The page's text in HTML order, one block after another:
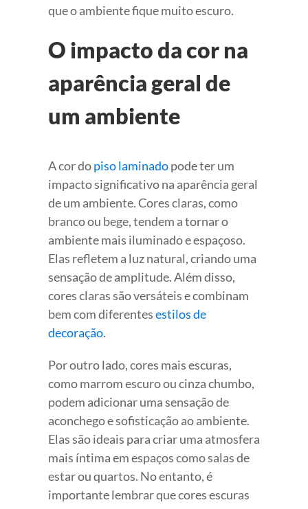
que o ambiente fique muito escuro.
O impacto da cor na
aparência geral de
um ambiente
A cor dopiso laminadopode ter um
impacto significativo na aparência geral
de um ambiente. Cores claras, como
branco ou bege, tendem a tornar o
ambiente mais iluminado e espaçoso.
Elas refletem a luz natural, criando uma
sensação de amplitude. Além disso,
cores claras são versáteis e combinam
bem com diferentesestilos de
decoração.
Por outro lado, cores mais escuras,
como marrom escuro ou cinza chumbo,
podem adicionar uma sensação de
aconchego e sofisticação ao ambiente.
Elas são ideais para criar uma atmosfera
mais íntima em espaços como salas de
estar ou quartos. No entanto, é
importante lembrar que cores escuras